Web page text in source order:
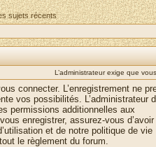
sujets récents
L’administrateur exige que
connecter. L’enregistrement ne
vos possibilités. L’administrateur
permissions additionnelles aux
enregistrer, assurez-vous
et de notre politique de vie
le règlement du forum.